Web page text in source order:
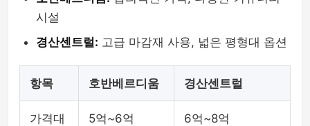
시설
경산센트럴: 고급 마감재 사용, 넓은 평형대 옵션
항목 호반베르디움 경산센트럴
가격대 5억~6억 6억~8억